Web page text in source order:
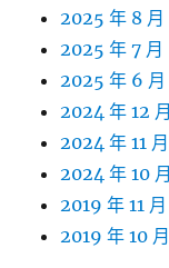
2025 年 8 月
2025 年 7 月
2025 年 6 月
2024 年 12 月
2024 年 11 月
2024 年 10 月
2019 年 11 月
2019 年 10 月